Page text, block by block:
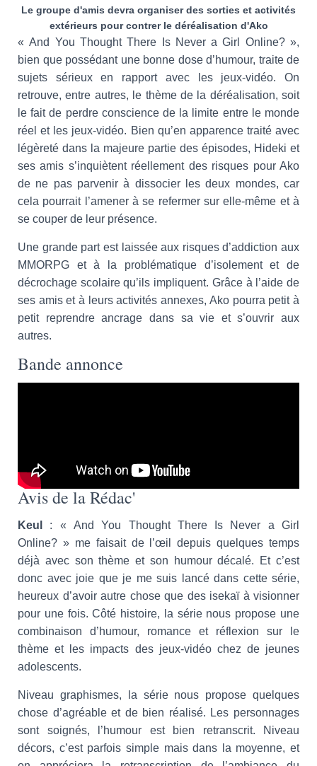
Le groupe d'amis devra organiser des sorties et activités
extérieurs pour contrer le déréalisation d'Ako
« And You Thought There Is Never a Girl Online? »,
bien que possédant une bonne dose d’humour, traite de
sujets sérieux en rapport avec les jeux-vidéo. On
retrouve, entre autres, le thème de la déréalisation, soit
le fait de perdre conscience de la limite entre le monde
réel et les jeux-vidéo. Bien qu’en apparence traité avec
légèreté dans la majeure partie des épisodes, Hideki et
ses amis s’inquiètent réellement des risques pour Ako
de ne pas parvenir à dissocier les deux mondes, car
cela pourrait l’amener à se refermer sur elle-même et à
se couper de leur présence.
Une grande part est laissée aux risques d’addiction aux
MMORPG et à la problématique d’isolement et de
décrochage scolaire qu’ils impliquent. Grâce à l’aide de
ses amis et à leurs activités annexes, Ako pourra petit à
petit reprendre ancrage dans sa vie et s’ouvrir aux
autres.
Bande annonce
Avis de la Rédac'
Keul : « And You Thought There Is Never a Girl
Online? » me faisait de l’œil depuis quelques temps
déjà avec son thème et son humour décalé. Et c’est
donc avec joie que je me suis lancé dans cette série,
heureux d’avoir autre chose que des isekaï à visionner
pour une fois. Côté histoire, la série nous propose une
combinaison d’humour, romance et réflexion sur le
thème et les impacts des jeux-vidéo chez de jeunes
adolescents.
Niveau graphismes, la série nous propose quelques
chose d’agréable et de bien réalisé. Les personnages
sont soignés, l’humour est bien retranscrit. Niveau
décors, c’est parfois simple mais dans la moyenne, et